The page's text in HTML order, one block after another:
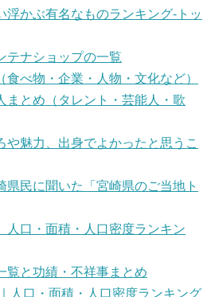
浮かぶ有名なものランキング-トッ
テナショップの一覧
べ物・企業・人物・文化など）
まとめ（タレント・芸能人・歌
や魅力、出身でよかったと思うこ
県民に聞いた「宮崎県のご当地ト
人口・面積・人口密度ランキン
覧と功績・不祥事まとめ
人口・面積・人口密度ランキング